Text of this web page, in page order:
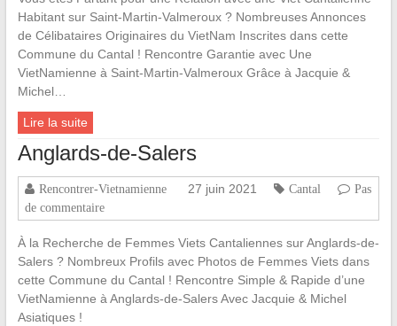
Habitant sur Saint-Martin-Valmeroux ? Nombreuses Annonces
de Célibataires Originaires du VietNam Inscrites dans cette
Commune du Cantal ! Rencontre Garantie avec Une
VietNamienne à Saint-Martin-Valmeroux Grâce à Jacquie &
Michel…
Lire la suite
Anglards-de-Salers
Rencontrer-Vietnamienne 27 juin 2021 Cantal
Pas
de commentaire
À la Recherche de Femmes Viets Cantaliennes sur Anglards-de-
Salers ? Nombreux Profils avec Photos de Femmes Viets dans
cette Commune du Cantal ! Rencontre Simple & Rapide d’une
VietNamienne à Anglards-de-Salers Avec Jacquie & Michel
Asiatiques !